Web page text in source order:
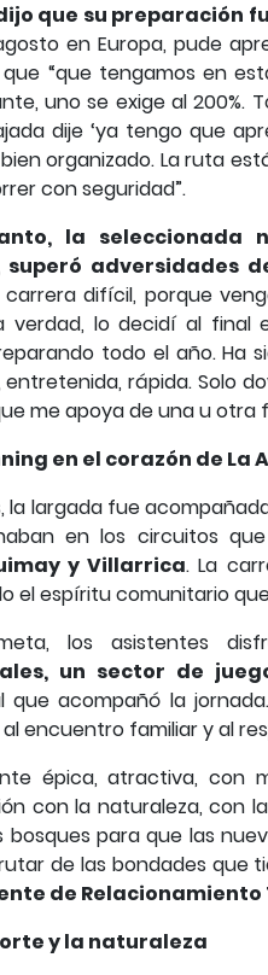
que su preparación
en Europa, pude
“que tengamos en
uno se exige al 200%.
dije ‘ya tengo que
organizado. La ruta
con seguridad”.
la seleccionada
superó adversidades
carrera difícil, porque
verdad, lo decidí al final
todo el año. Ha
rápida. Solo
me apoya de una u otra
en el corazón de La
la largada fue
en los circuitos
y Villarrica. La
el espíritu comunitario
los asistentes
un sector de
que acompañó la
encuentro familiar y al
épica, atractiva, con
con la naturaleza, con
para que las
de las bondades que
de
y la naturaleza